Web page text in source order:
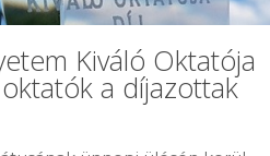
Kiváló Oktatója
a díjazottak